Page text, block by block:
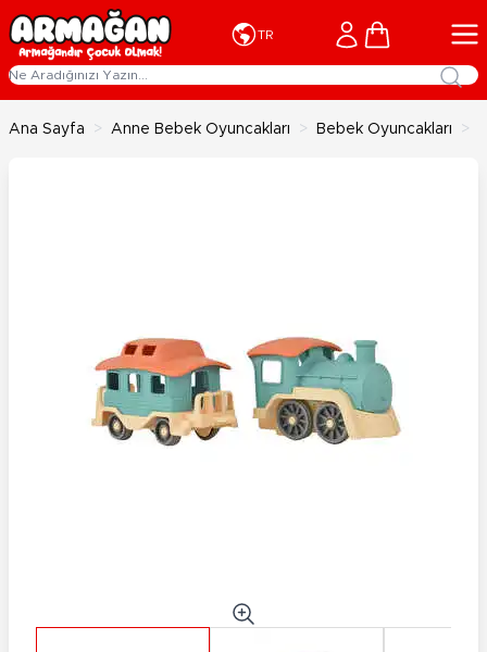
İçeriğe geç
TR Cart
Ana Sayfa > Anne Bebek Oyuncakları > Bebek Oyuncakları >